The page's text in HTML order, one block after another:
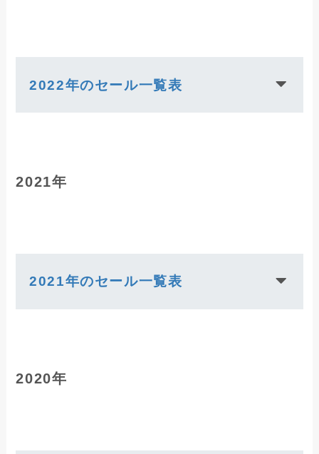
2022年のセール一覧表
2021年
2021年のセール一覧表
2020年